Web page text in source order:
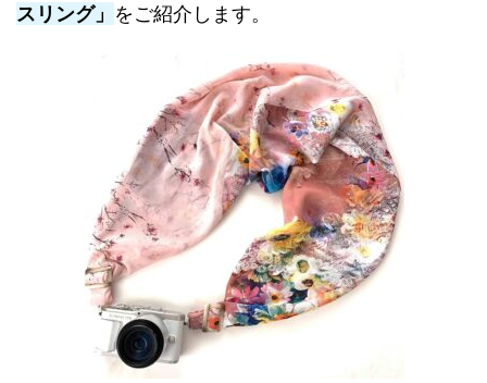
スリング」 をご紹介します。